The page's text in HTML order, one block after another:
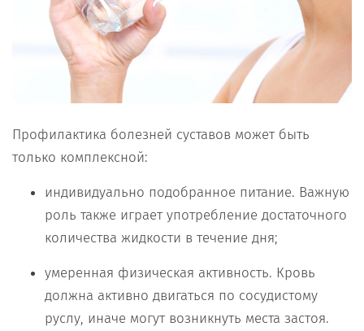
Профилактика болезней суставов может быть
только комплексной:
индивидуально подобранное питание. Важную
роль также играет употребление достаточного
количества жидкости в течение дня;
умеренная физическая активность. Кровь
должна активно двигаться по сосудистому
руслу, иначе могут возникнуть места застоя.